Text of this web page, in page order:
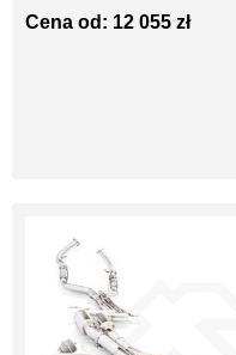
Cena od: 12 055 zł